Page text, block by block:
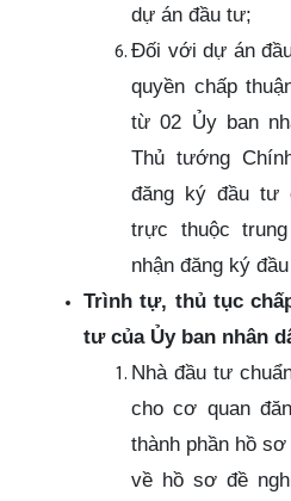
dự án đầu tư;
Đối với dự án
quyền chấp
từ 02 Ủy ban
Thủ tướng
đăng ký đầu tư
trực thuộc
nhận đăng ký
Trình tự, thủ tục
tư của Ủy ban nhân
Nhà đầu tư
cho cơ quan
thành phần hồ
về hồ sơ đề